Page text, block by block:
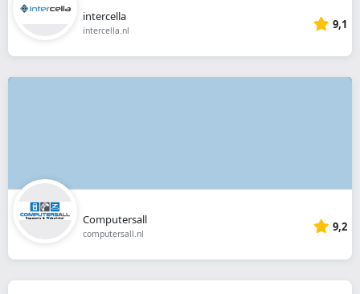
intercella
intercella.nl 9,1
Computersall
computersall.nl 9,2